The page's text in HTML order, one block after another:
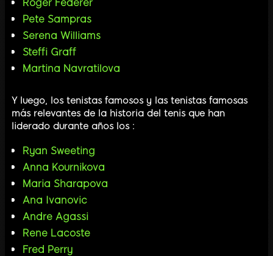
Roger Federer
Pete Sampras
Serena Williams
Steffi Graff
Martina Navratilova
Y luego, los tenistas famosos y las tenistas famosas
más relevantes de la historia del tenis que han
liderado durante años los :
Ryan Sweeting
Anna Kournikova
Maria Sharapova
Ana Ivanovic
Andre Agassi
Rene Lacoste
Fred Perry